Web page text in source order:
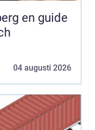
04 augusti 2026